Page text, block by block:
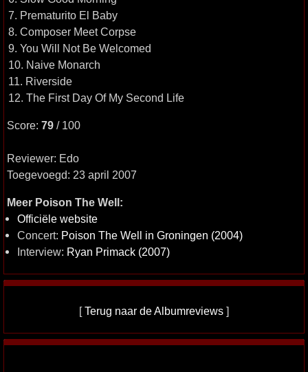
7. Prematurito El Baby
8. Composer Meet Corpse
9. You Will Not Be Welcomed
10. Naive Monarch
11. Riverside
12. The First Day Of My Second Life
Score: 79 / 100
Reviewer: Edo
Toegevoegd: 23 april 2007
Meer Poison The Well:
Officiële website
Concert: Poison The Well in Groningen (2004)
Interview: Ryan Primack (2007)
[Terug naar de Albumreviews ]